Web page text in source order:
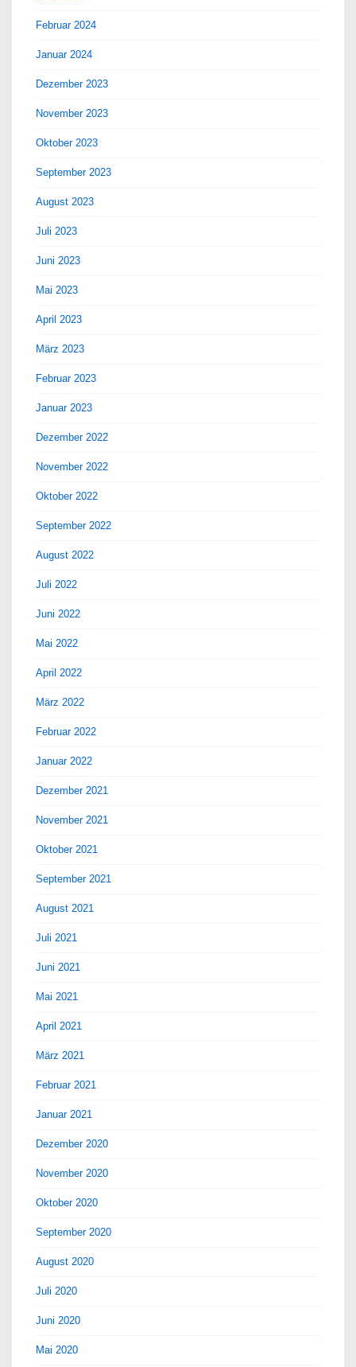
Februar 2024
Januar 2024
Dezember 2023
November 2023
Oktober 2023
September 2023
August 2023
Juli 2023
Juni 2023
Mai 2023
April 2023
März 2023
Februar 2023
Januar 2023
Dezember 2022
November 2022
Oktober 2022
September 2022
August 2022
Juli 2022
Juni 2022
Mai 2022
April 2022
März 2022
Februar 2022
Januar 2022
Dezember 2021
November 2021
Oktober 2021
September 2021
August 2021
Juli 2021
Juni 2021
Mai 2021
April 2021
März 2021
Februar 2021
Januar 2021
Dezember 2020
November 2020
Oktober 2020
September 2020
August 2020
Juli 2020
Juni 2020
Mai 2020